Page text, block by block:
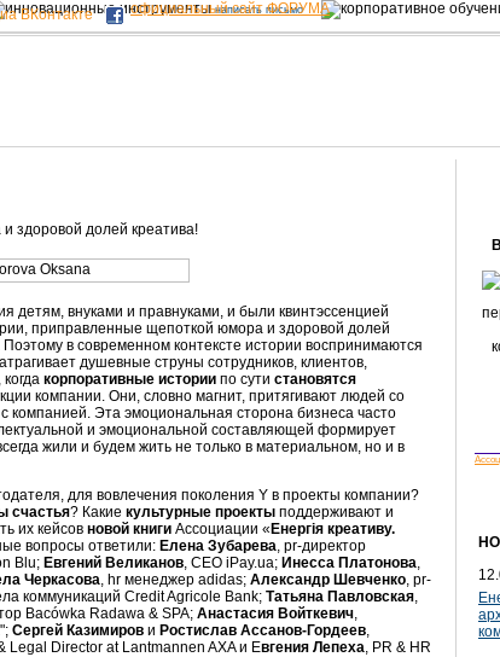
официальный сайт ФОРУМА
написать письмо
здоровой долей креатива!
детям, внуками и правнуками, и были квинтэссенцией
приправленные щепоткой юмора и здоровой долей
в современном контексте истории воспринимаются
душевные струны сотрудников, клиентов,
корпоративные истории по сути становятся
компании. Они, словно магнит, притягивают людей со
компанией. Эта эмоциональная сторона бизнеса часто
и эмоциональной составляющей формирует
жили и будем жить не только в материальном, но и в
для вовлечения поколения Y в проекты компании?
счастья? Какие культурные проекты поддерживают и
их кейсов новой книги Ассоциации « Енергія креативу.
вопросы ответили: Елена Зубарева, pr-директор
Blu; Евгений Великанов, СЕО iPay.ua; Инесса Платонова,
Черкасова, hr менеджер adidas; Александр Шевченко, pr-
коммуникаций Credit Agricole Bank; Татьяна Павловская,
Bacówka Radawa & SPA; Анастасия Войткевич,
Сергей Казимиров и Ростислав Ассанов-Гордеев,
Legal Director at Lantmannen AXA и Евгения Лепеха, PR & HR